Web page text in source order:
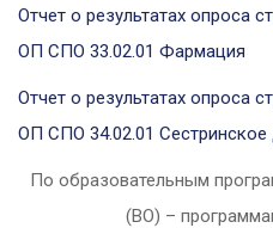
Отчет о результатах опроса
ОП СПО 33.02.01 Фармация
Отчет о результатах опроса
ОП СПО 34.02.01 Сестринское
По образовательным
(ВО) –